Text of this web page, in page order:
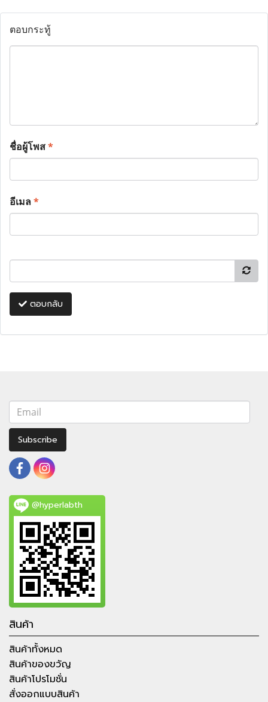
ตอบกระทู้
ชื่อผู้โพส*
อีเมล*
ตอบกลับ
Subscribe
@hyperlabth
สินค้า
สินค้าทั้งหมด
สินค้าของขวัญ
สินค้าโปรโมชั่น
สั่งออกแบบสินค้า